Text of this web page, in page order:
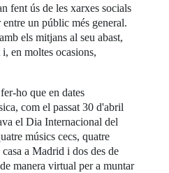
fent ús de les xarxes socials
un públic més general.
els mitjans al seu abast,
en moltes ocasions,
ho que en dates
com el passat 30 d'abril
el Dia Internacional del
músics cecs, quatre
a Madrid i dos des de
manera virtual per a muntar